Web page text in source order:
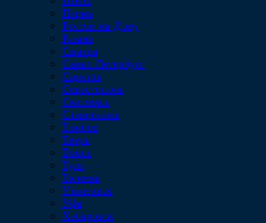
Пермь
Ростов-на-Дону
Рязань
Самара
Санкт-Петербург
Саратов
Севастополь
Смоленск
Ставрополь
Тамбов
Тверь
Томск
Тула
Тюмень
Ульяновск
Уфа
Хабаровск